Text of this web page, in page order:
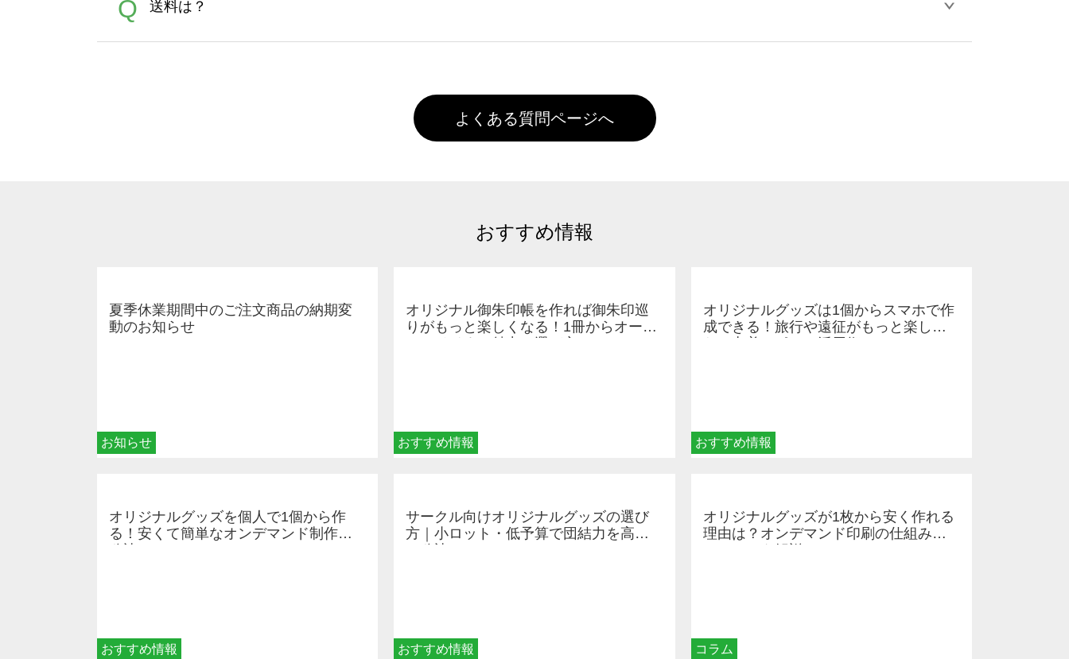
文に関わらず、前処理剤が残った状態でお届けとなる場合がございます。※2 濃色は淡色に比べ処理剤が目立ちやすく、1回の水洗いで
A
Adobeデータ(AI,PSD)で保存して頂き、デザインツール上にアップロードをお願い致します。
Q 送料は？
よくある質問ページへ
おすすめ情報
お知らせ
夏季休業期間中のご注文商品の納期変
動のお知らせ
おすすめ情報
オリジナル御朱印帳を作れば御朱印巡
りがもっと楽しくなる！1冊からオーダ
おすすめ情報
オリジナルグッズは1個からスマホで作
成できる！旅行や遠征がもっと楽しく
おすすめ情報
オリジナルグッズを個人で1個から作
る！安くて簡単なオンデマンド制作の
おすすめ情報
サークル向けオリジナルグッズの選び
方｜小ロット・低予算で団結力を高め
コラム
オリジナルグッズが1枚から安く作れる
理由は？オンデマンド印刷の仕組みと